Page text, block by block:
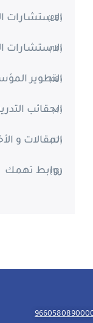
الاستشارات(28)
الاستشارات(14)
التطوير(18)
الحقائب(4)
المقالات و(17)
روابط تهمك(13)